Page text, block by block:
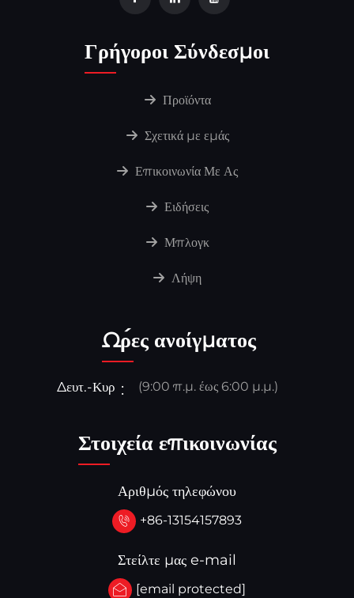
Γρήγοροι Σύνδεσμοι
Προϊόντα
Σχετικά με εμάς
Επικοινωνία Με Ας
Ειδήσεις
Μπλογκ
Λήψη
Ώρες ανοίγματος
Δευτ.-Κυρ (9:00 π.μ. έως 6:00 μ.μ.)
Στοιχεία επικοινωνίας
Αριθμός τηλεφώνου
+86-13154157893
Στείλτε μας e-mail
[email protected]